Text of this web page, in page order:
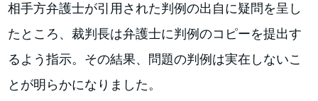
相手方弁護士が引用された判例の出自に疑問を呈し
たところ、裁判長は弁護士に判例のコピーを提出す
るよう指示。その結果、問題の判例は実在しないこ
とが明らかになりました。